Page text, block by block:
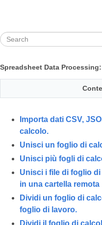
Spreadsheet Data
Importa dati CSV,
calcolo.
Unisci un foglio di
Unisci più fogli di
Unisci i file di foglio
in una cartella remota
Dividi un foglio di
foglio di lavoro.
Dividi il foglio di